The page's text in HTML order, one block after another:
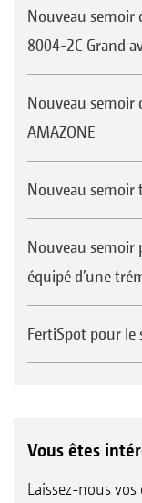
Nouveau semoir
8004-2C Grand
Nouveau semoir
AMAZONE
Nouveau semoir
Nouveau semoir
équipé d’une
FertiSpot pour le
Vous êtes
Laissez-nous